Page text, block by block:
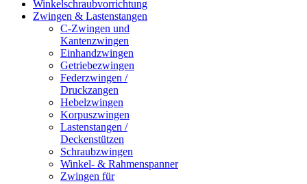
Winkelschraubvorrichtung
Zwingen & Lastenstangen
C-Zwingen und
Kantenzwingen
Einhandzwingen
Getriebezwingen
Federzwingen /
Druckzangen
Hebelzwingen
Korpuszwingen
Lastenstangen /
Deckenstützen
Schraubzwingen
Winkel- & Rahmenspanner
Zwingen für